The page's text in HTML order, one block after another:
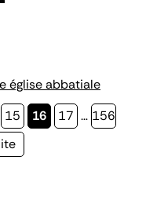
église abbatiale
Page
15
Page
16 Page
17 … Page
156